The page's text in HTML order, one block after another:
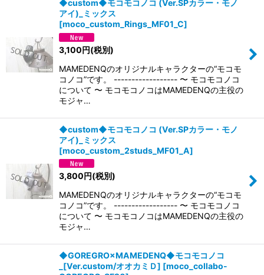
◆custom◆モコモコノコ (Ver.SPカラー・モノ
アイ)_ミックス
[moco_custom_Rings_MF01_C]
3,100円(税別)
MAMEDENQのオリジナルキャラクターの“モコモ
コノコ”です。 ------------------ 〜 モコモコノコ
について 〜 モコモコノコはMAMEDENQの主役の
モジャ…
◆custom◆モコモコノコ (Ver.SPカラー・モノ
アイ)_ミックス
[moco_custom_2studs_MF01_A]
3,800 円(税別)
MAMEDENQのオリジナルキャラクターの“モコモ
コノコ”です。 ------------------ 〜 モコモコノコ
について 〜 モコモコノコはMAMEDENQの主役の
モジャ…
◆GOREGRO×MAMEDENQ◆モコモコノコ
_[Ver.custom/オオカミＤ] [moco_collabo-